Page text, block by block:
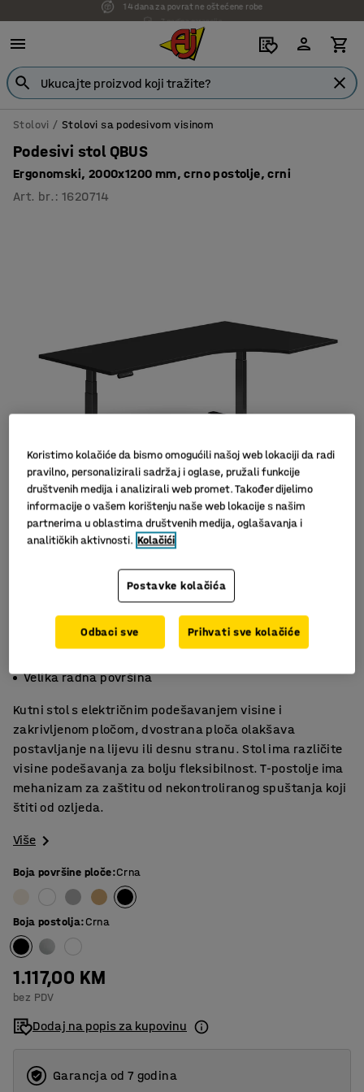
7 godina garancije
Stolovi Stolovi sa podesivom visinom
Podesivi stol QBUS
Ergonomski, 2000x1200 mm, crno postolje, crni
Art. br. :1620714
Slični proizvodi
Funkcija memorije za tri visine
Velika radna površina
Kutni stol s električnim podešavanjem visine i
zakrivljenom pločom, dvostrana ploča olakšava
postavljanje na lijevu ili desnu stranu. Stol ima različite
visine podešavanja za bolju fleksibilnost. T-postolje ima
mehanizam za zaštitu od nekontroliranog spuštanja koji
štiti od ozljeda.
Više
Boja površine ploče:Crna
Boja postolja:Crna
1.117,00 KM
bez PDV
Dodaj na popis za kupovinu
Garancja od 7 godina
Koristimo kolačiće da bismo omogućili našoj web lokaciji da radi
pravilno, personalizirali sadržaj i oglase, pružali funkcije
društvenih medija i analizirali web promet. Također dijelimo
informacije o vašem korištenju naše web lokacije s našim
partnerima u oblastima društvenih medija, oglašavanja i
analitičkih aktivnosti. Kolačići
Postavke kolačića
Odbaci sve Prihvati sve kolačiće